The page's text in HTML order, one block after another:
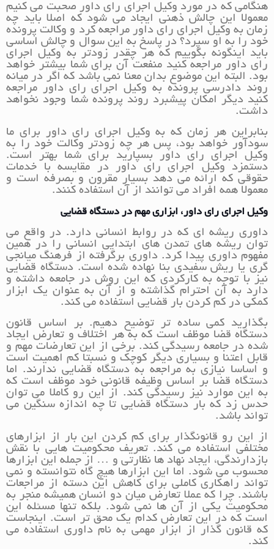
هنگامی که در مورد وکیل اجرای رای داور صحبت می کنیم
معمولا این چالش ذهنی ایجاد می شود که اصلا باید چه
زمان به وکیل اجرای رای داور مراجعه کرد و وکالت پرونده
خود را به او سپرد؟ در پاسخ به این سوال و چالش اساسی
باید اینگونه بگوییم که هر چقدر زودتر به وکیل اجرای
رای داور مراجعه کنید منفعت آن برای شما بیشتر خواهد
بود. البته این موضوع بدان معنا نمی باشد که اگر در میانه
روند دادرسی پرونده به وکیل اجرای رای داور مراجعه
کنید دیگر امکان پیشبرد روند پرونده شما وجود نخواهد
داشت.
بنابراین هر زمان که به وکیل اجرای رای داور برای ما
سودآور خواهد بود، پس هر چه زودتر وکالت خود را به
وکیل اجرای رای داور بسپارید برای شما بهتر است.
دستمزد وکیل اجرای رای داور در مقایسه با خدمات
حقوقی که ارائه می دهد بسیار مقرون و بصرفه است و
معمولا همه افراد می توانند از آن استفاده کنند.
وکیل اجرای رای داور، ابزاری مهم در دستگاه قضایی
داوری ریشه ای که در روابط انسانی دارد. در واقع می
توان ریشه های تمدن های ابتدایی انسانی را در همین
مفهوم داوری پیدا کرد. داوری برگرفته از فرهنگ میانجی
گری یا ریش سفیدی بنا نهاده شده است. دستگاه قضایی
نیز با توجه به کارکردی که این روش در جامعه داشته و
دارد به آن احترام گذاشته و از آن به عنوان یک ابزار
کمکی در کم کردن بار قضایی استفاده می کند.
بگذارید کمی ساده تر توضیح دهیم. بر اساس قانون
دستگاه قضا موظف است که به هر اختلاف و تعارض ایجاد
شده در جامعه رسیدگی کند. برخی از این تعارضات مهم و
قابل اعتنا و بسیاری دیگر کوچک و نسبتا کم اهمیت است
و اساسا نیازی به مراجعه به دستگاه قضایی ندارند. اما
دستگاه قضا بر اساس وظیفه قانونی خود موظف است که
به این موارد نیز رسیدگی کند. از این رو کاملا می توان
حدس زد که بار دستگاه قضایی تا چه اندازه سنگین می
تواند باشد.
از این رو قانونگذار برای کم کردن این بار از ابزارهای
مختلفی استفاده می کند. تعریف محکومیت هایی با نقش
بازدارندگی، ایجاد نهاد ها نظارتی و … از جمله این ابزارها
محسوب می شود. اما این ابزارها هیچ گاه نتوانسته و نمی
تواند راهکاری کاملی برای کاهش این دسته از مراجعات
باشند. چرا که عملا تعارض میان دو انسان همیشه منجر به
محکومیت یکی از آن ها نمی شود. بلکه تنها مسئله این
است که در این تعارض کدام یک محق تر است. اینجاست
که قانون گذار از ابزار مهمی به نام داوری استفاده می
کند.